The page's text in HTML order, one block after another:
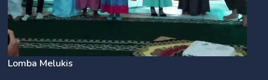
Lomba Melukis